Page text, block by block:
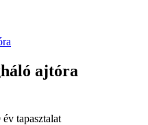
ajtóra
tapasztalat